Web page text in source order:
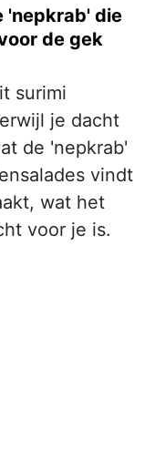
'nepkrab' die
de gek
surimi
je dacht
de 'nepkrab'
vindt
wat het
voor je is.